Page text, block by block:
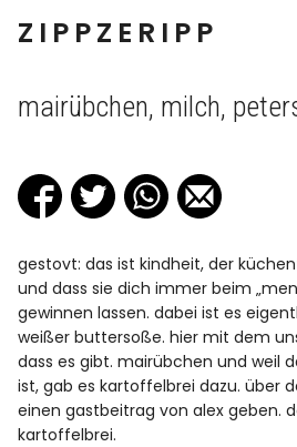
ZIPPZERIPP
teller
suppen
eingemachtes
süsses
mairübchen, milch,
gestovt: das ist kindheit, der
und dass sie dich immer beim
gewinnen lassen. dabei ist es
weißer buttersoße. hier mit dem
dass es gibt. mairübchen und weil
ist, gab es kartoffelbrei dazu. über
einen gastbeitrag von alex geben.
kartoffelbrei.